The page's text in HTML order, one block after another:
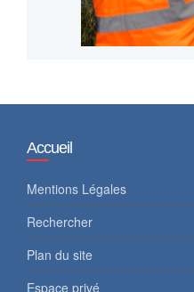
Accueil
Mentions Légales
Rechercher
Plan du site
Espace privé